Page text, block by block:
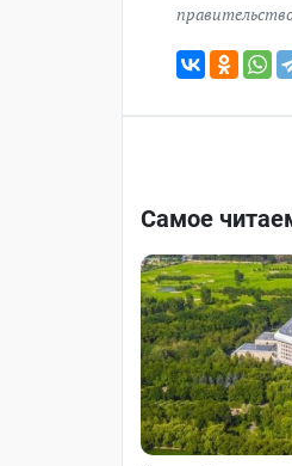
Самое